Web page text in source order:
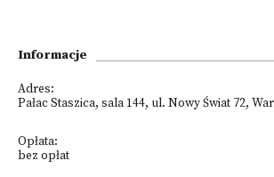
Informacje
Adres:
Pałac Staszica, sala 144, ul. Nowy Świat 72,
Opłata:
bez opłat